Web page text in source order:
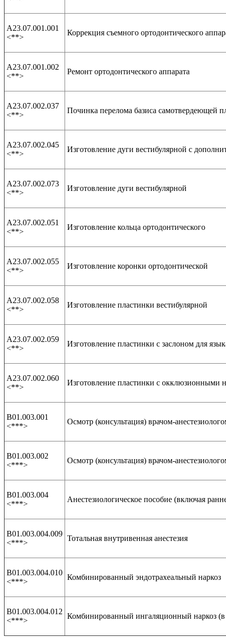
А23.07.001.001
<**>
Коррекция съемного ортодонтического
А23.07.001.002
<**>
Ремонт ортодонтического аппарата
А23.07.002.037
<**>
Починка перелома базиса самотвердеющей
А23.07.002.045
<**>
Изготовление дуги вестибулярной с
А23.07.002.073
<**>
Изготовление дуги вестибулярной
А23.07.002.051
<**>
Изготовление кольца ортодонтического
А23.07.002.055
<**>
Изготовление коронки ортодонтической
А23.07.002.058
<**>
Изготовление пластинки вестибулярной
А23.07.002.059
<**>
Изготовление пластинки с заслоном для
А23.07.002.060
<**>
Изготовление пластинки с окклюзионными
В01.003.001
<***>
Осмотр (консультация) врачом-
В01.003.002
<***>
Осмотр (консультация) врачом-
В01.003.004
<***>
Анестезиологическое пособие (включая
В01.003.004.009
<***>
Тотальная внутривенная анестезия
В01.003.004.010
<***>
Комбинированный эндотрахеальный наркоз
В01.003.004.012
<***>
Комбинированный ингаляционный наркоз